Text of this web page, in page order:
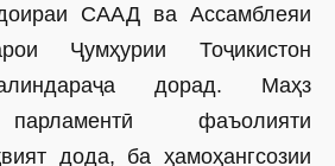
СААД ва Ассам­блеяи
Ҷумҳурии Тоҷикистон
дорад. Маҳз
фаъолияти
дода, ба ҳамоҳангсозии